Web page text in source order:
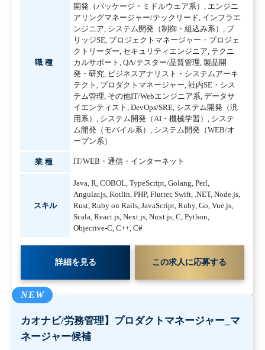
職種
開発（パッケージ・ミドルウェア系） , エンジニ
アリングマネージャー/テックリード, インフラエ
ンジニア, システム開発（制御・組込み系） , ブ
リッジSE, プロジェクトマネージャー・プロジェ
クトリーダー, セキュリティエンジニア, テクニ
カルサポート , QA/テスター/品質管理, 製品開
発・研究, ビジネスアナリスト・システムアーキ
テクト , プロダクトマネージャー, 社内SE・シス
テム管理, その他IT/Webエンジニア系, データサ
イエンティスト , DevOps/SRE, システム開発（汎
用系） , システム開発（AI・機械学習） , システ
ム開発（モバイル系） , システム開発（WEB/オ
ープン系）
業種 IT/WEB・通信・インターネット
スキル
Java, R, COBOL, TypeScript, Golang, Perl,
Angular.js, Kotlin, PHP, Flutter, Swift, .NET, Node.js,
Rust, Ruby on Rails, JavaScript, Ruby, Go, Vue.js,
Scala, React.js, Next.js, Nuxt.js, C, Python,
Objective-C, C++, C#
詳細を見る この求人に応募する
NEW
カオナビ/労務管理】プロダクトマネージャー_マ
ネージャー候補